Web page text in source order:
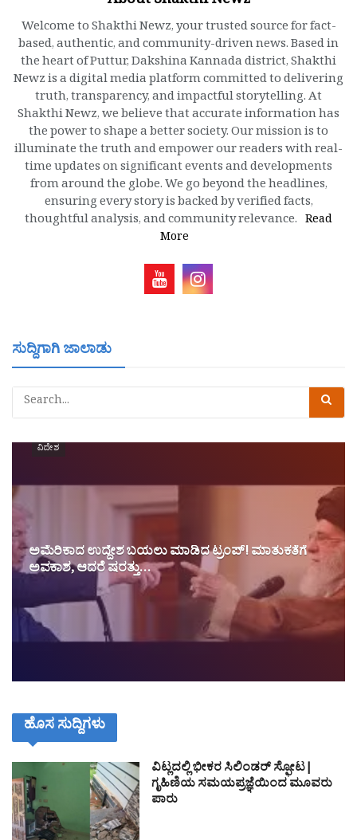
Welcome to Shakthi Newz, your trusted source for fact-
based, authentic, and community-driven news. Based in
the heart of Puttur, Dakshina Kannada district, Shakthi
Newz is a digital media platform committed to delivering
truth, transparency, and impactful storytelling. At
Shakthi Newz, we believe that accurate information has
the power to shape a better society. Our mission is to
illuminate the truth and empower our readers with real-
time updates on significant events and developments
from around the globe. We go beyond the headlines,
ensuring every story is backed by verified facts,
thoughtful analysis, and community relevance. Read
More
ಸುದ್ದಿಗಾಗಿ ಜಾಲಾಡು
ವಿದೇಶ
ಅಮೆರಿಕಾದ ಉದ್ದೇಶ ಬಯಲು ಮಾಡಿದ ಟ್ರಂಪ್! ಮಾತುಕತೆಗೆ
ಅವಕಾಶ, ಆದರೆ ಷರತ್ತು…
ಹೊಸ ಸುದ್ದಿಗಳು
ವಿಟ್ಲದಲ್ಲಿ ಭೀಕರ ಸಿಲಿಂಡರ್ ಸ್ಫೋಟ|
ಗೃಹಿಣಿಯ ಸಮಯಪ್ರಜ್ಞೆಯಿಂದ ಮೂವರು
ಪಾರು